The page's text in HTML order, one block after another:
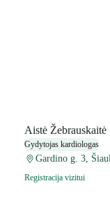
Aistė Žebrauskaitė
Gydytojas kardiologas
Gardino g. 3,
Registracija vizitui